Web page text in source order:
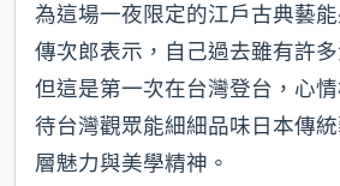
為這場一夜限定的江戶古典藝
傳次郎表示，自己過去雖有許多
但這是第一次在台灣登台，心
待台灣觀眾能細細品味日本傳
層魅力與美學精神。